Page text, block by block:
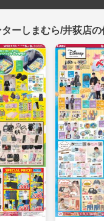
ーしまむら/井荻店